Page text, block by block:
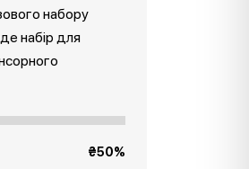
набору
набір для
₴50%